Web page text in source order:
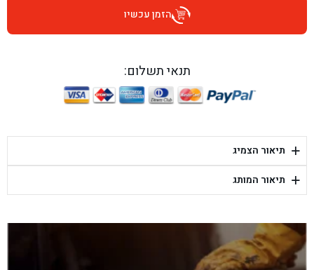
בן גל - היובלים 26, הוד השרון - הוד השרון
בן גל - יפת 88, תל אביב יפו - תל אביב
בן גל - דור אלון הר טוב - בית שמש
הזמן עכשיו
תנאי תשלום:
+ תיאור הצמיג
+ תיאור המותג